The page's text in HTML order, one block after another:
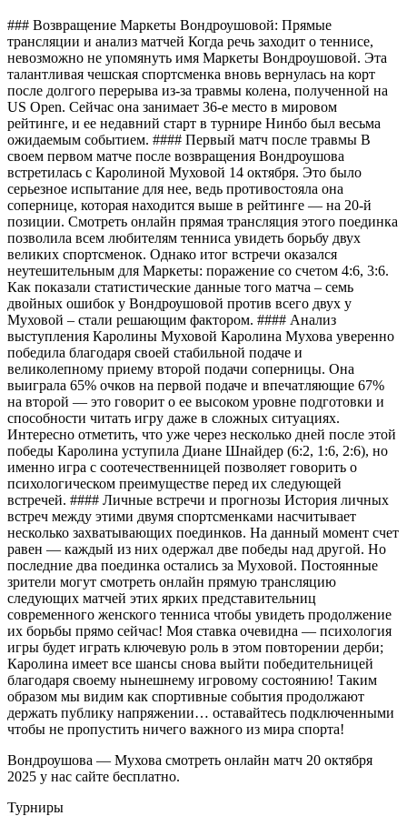
### Возвращение Маркеты Вондроушовой: Прямые
трансляции и анализ матчей Когда речь заходит о теннисе,
невозможно не упомянуть имя Маркеты Вондроушовой. Эта
талантливая чешская спортсменка вновь вернулась на корт
после долгого перерыва из-за травмы колена, полученной на
US Open. Сейчас она занимает 36-е место в мировом
рейтинге, и ее недавний старт в турнире Нинбо был весьма
ожидаемым событием. #### Первый матч после травмы В
своем первом матче после возвращения Вондроушова
встретилась с Каролиной Муховой 14 октября. Это было
серьезное испытание для нее, ведь противостояла она
сопернице, которая находится выше в рейтинге — на 20-й
позиции. Смотреть онлайн прямая трансляция этого поединка
позволила всем любителям тенниса увидеть борьбу двух
великих спортсменок. Однако итог встречи оказался
неутешительным для Маркеты: поражение со счетом 4:6, 3:6.
Как показали статистические данные того матча – семь
двойных ошибок у Вондроушовой против всего двух у
Муховой – стали решающим фактором. #### Анализ
выступления Каролины Муховой Каролина Мухова уверенно
победила благодаря своей стабильной подаче и
великолепному приему второй подачи соперницы. Она
выиграла 65% очков на первой подаче и впечатляющие 67%
на второй — это говорит о ее высоком уровне подготовки и
способности читать игру даже в сложных ситуациях.
Интересно отметить, что уже через несколько дней после этой
победы Каролина уступила Диане Шнайдер (6:2, 1:6, 2:6), но
именно игра с соотечественницей позволяет говорить о
психологическом преимуществе перед их следующей
встречей. #### Личные встречи и прогнозы История личных
встреч между этими двумя спортсменками насчитывает
несколько захватывающих поединков. На данный момент счет
равен — каждый из них одержал две победы над другой. Но
последние два поединка остались за Муховой. Постоянные
зрители могут смотреть онлайн прямую трансляцию
следующих матчей этих ярких представительниц
современного женского тенниса чтобы увидеть продолжение
их борьбы прямо сейчас! Моя ставка очевидна — психология
игры будет играть ключевую роль в этом повторении дерби;
Каролина имеет все шансы снова выйти победительницей
благодаря своему нынешнему игровому состоянию! Таким
образом мы видим как спортивные события продолжают
держать публику напряжении… оставайтесь подключенными
чтобы не пропустить ничего важного из мира спорта!
Вондроушова — Мухова cмотреть онлайн матч 20 октября
2025 у нас сайте бесплатно.
Турниры